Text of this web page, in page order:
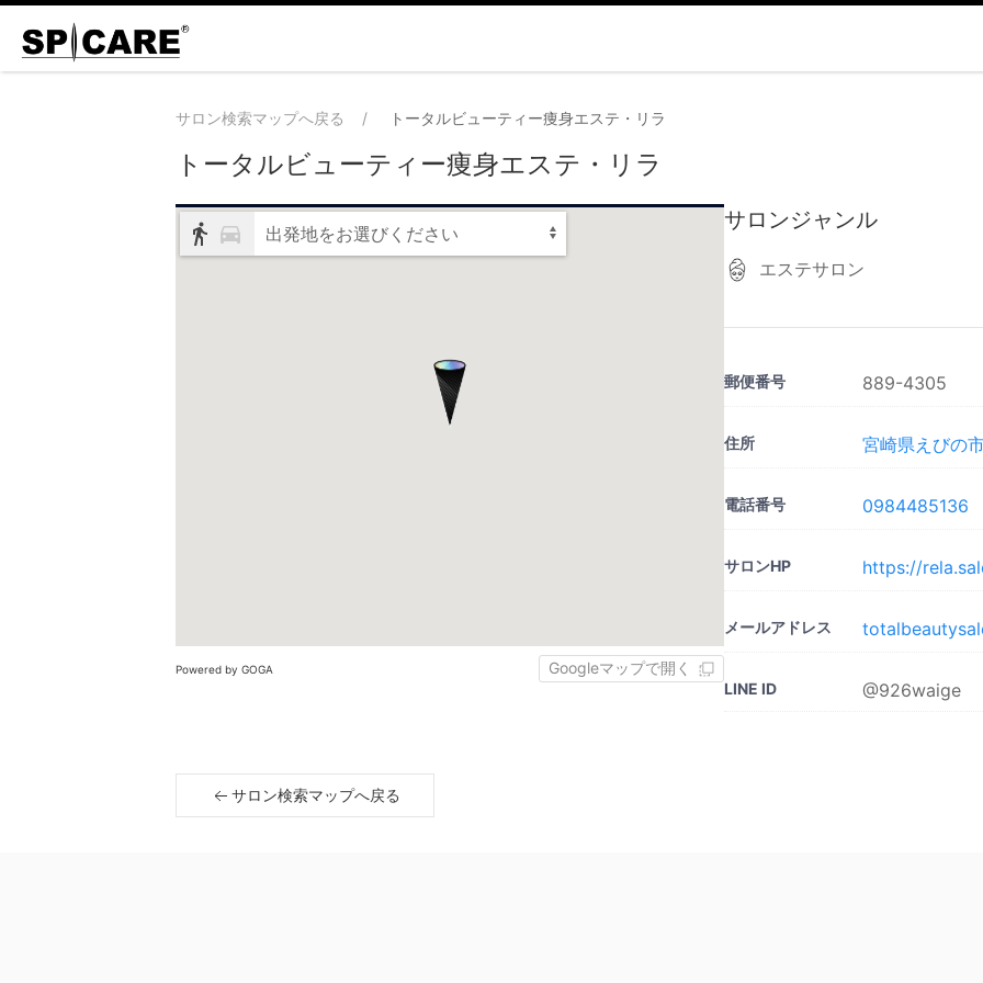
サロン検索マップへ戻る トータルビューティー痩身エステ・リラ
トータルビューティー痩身エステ・リラ
出発地をお選びください
Powered by GOGA Googleマップで開く
サロンジャンル
エステサロン
郵便番号 889-4305
住所 宮崎県えびの
電話番号 0984485136
サロンHP https://
メールアドレス
LINE ID @926waige
サロン検索マップへ戻る